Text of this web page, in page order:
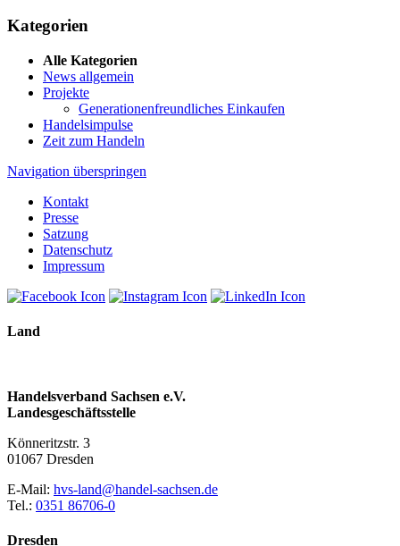
Kategorien
Alle Kategorien
News allgemein
Projekte
Generationenfreundliches Einkaufen
Handelsimpulse
Zeit zum Handeln
Navigation überspringen
Kontakt
Presse
Satzung
Datenschutz
Impressum
Land
Handelsverband Sachsen e.V.
Landesgeschäftsstelle
Könneritzstr. 3
01067 Dresden
E-Mail: hvs-land@handel-sachsen.de
Tel.: 0351 86706-0
Dresden